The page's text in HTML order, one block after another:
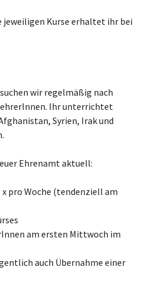
jeweiligen Kurse erhaltet ihr bei
wir regelmäßig nach
Ihr unterrichtet
Syrien, Irak und
Ehrenamt aktuell:
pro Woche (tendenziell am
am ersten Mittwoch im
auch Übernahme einer